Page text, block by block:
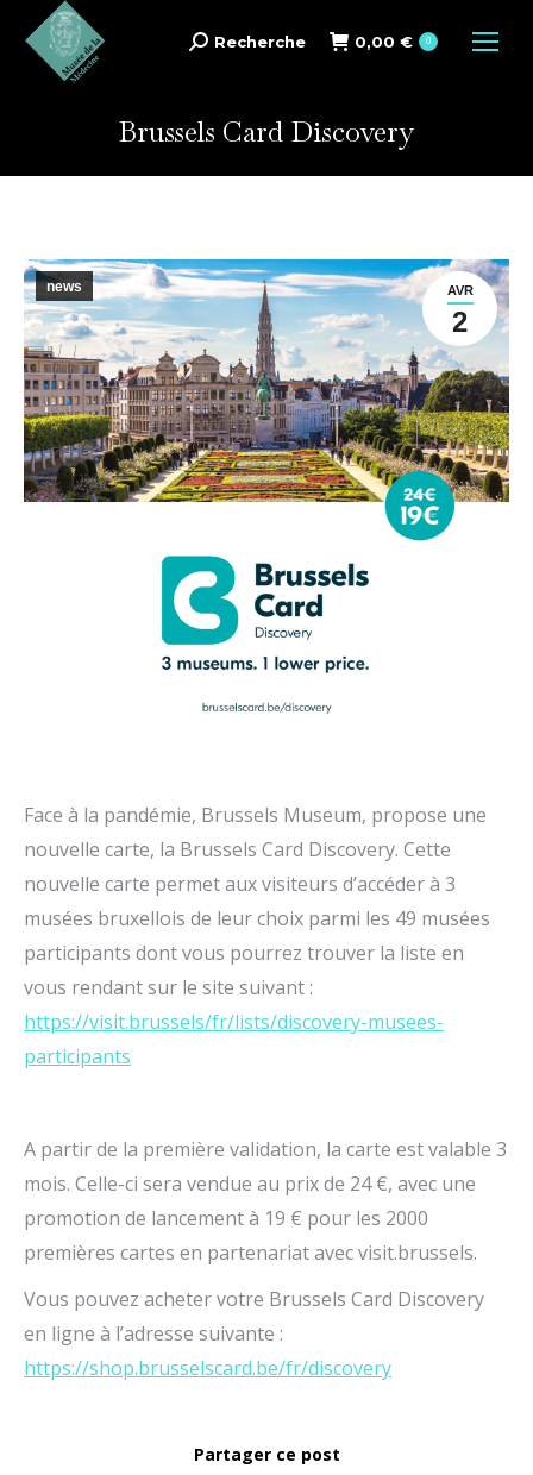
Search:
Recherche 0,00 € 0
Brussels Card Discovery
AVR
2
news
Face à la pandémie, Brussels Museum, propose une
nouvelle carte, la Brussels Card Discovery. Cette
nouvelle carte permet aux visiteurs d’accéder à 3
musées bruxellois de leur choix parmi les 49 musées
participants dont vous pourrez trouver la liste en
vous rendant sur le site suivant :
https://visit.brussels/fr/lists/discovery-musees-
participants
A partir de la première validation, la carte est valable 3
mois. Celle-ci sera vendue au prix de 24 €, avec une
promotion de lancement à 19 € pour les 2000
premières cartes en partenariat avec visit.brussels.
Vous pouvez acheter votre Brussels Card Discovery
en ligne à l’adresse suivante :
https://shop.brusselscard.be/fr/discovery
Partager ce post